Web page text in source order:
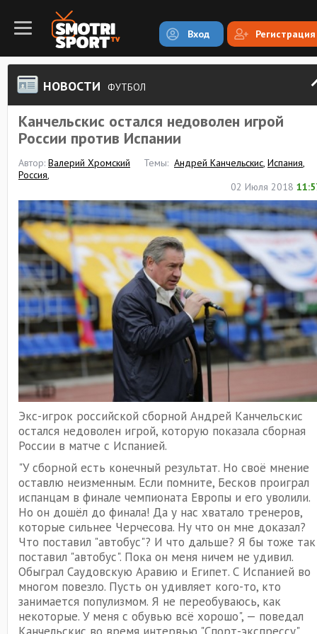
Вход Регистрация
НОВОСТИ ФУТБОЛ
Канчельскис остался недоволен игрой
России против Испании
Автор: Валерий Хромский Темы: Андрей Канчельскис, Испания,
Россия,
02 Июля 2018
Экс-игрок российской сборной Андрей Канчельскис
остался недоволен игрой, которую показала сборная
России в матче с Испанией.
"У сборной есть конечный результат. Но своё мнение
оставлю неизменным. Если помните, Бесков проиграл
испанцам в финале чемпионата Европы и его уволили.
Но он дошёл до финала! Да у нас хватало тренеров,
которые сильнее Черчесова. Ну что он мне доказал?
Что поставил "автобус"? И что дальше? Я бы тоже так
поставил "автобус". Пока он меня ничем не удивил.
Обыграл Саудовскую Аравию и Египет. С Испанией во
многом повезло. Пусть он удивляет кого-то, кто
занимается популизмом. Я не переобуваюсь, как
некоторые. У меня с обувью всё хорошо", — поведал